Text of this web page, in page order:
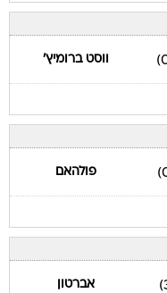
ווסט ברומיץ'
פולהאם
אברטון